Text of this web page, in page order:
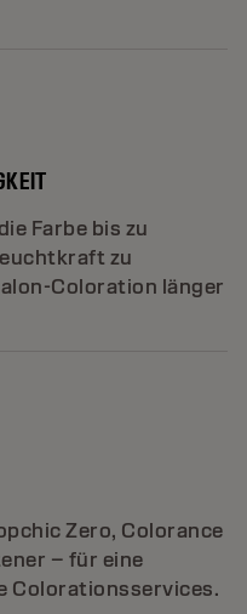
Farbe bis zu
zu
Coloration länger
Zero, Colorance
– für eine
Colorationsservices.